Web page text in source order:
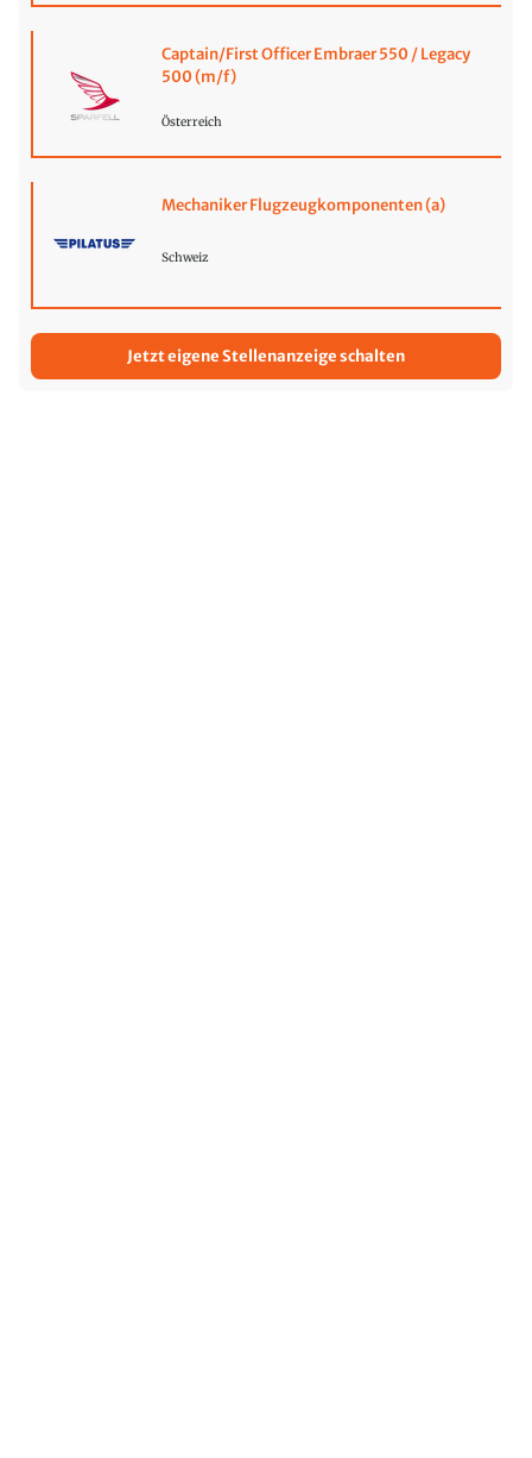
Captain/First Officer Embraer 550 / Legacy
500 (m/f)
Österreich
Mechaniker Flugzeugkomponenten (a)
Schweiz
Jetzt eigene Stellenanzeige schalten